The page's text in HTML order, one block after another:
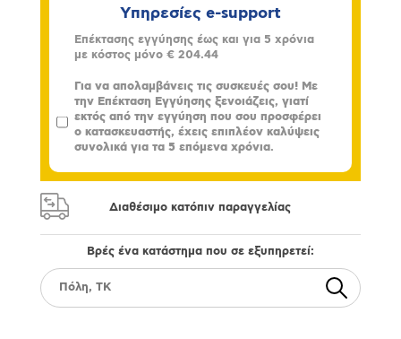
Υπηρεσίες e-support
Επέκτασης εγγύησης έως και για 5 χρόνια
με κόστος μόνο € 204.44
Για να απολαμβάνεις τις συσκευές σου! Με
την Επέκταση Εγγύησης ξενοιάζεις, γιατί
εκτός από την εγγύηση που σου προσφέρει
ο κατασκευαστής, έχεις επιπλέον καλύψεις
συνολικά για τα 5 επόμενα χρόνια.
Διαθέσιμο κατόπιν παραγγελίας
Βρές ένα κατάστημα που σε εξυπηρετεί: